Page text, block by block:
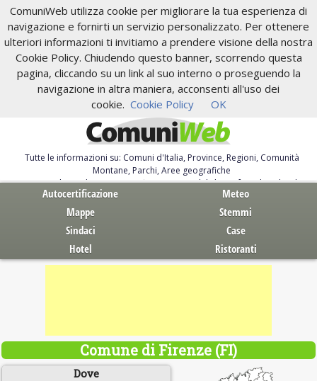
ComuniWeb utilizza cookie per migliorare la tua esperienza di
navigazione e fornirti un servizio personalizzato. Per ottenere
ulteriori informazioni ti invitiamo a prendere visione della nostra
Cookie Policy. Chiudendo questo banner, scorrendo questa
pagina, cliccando su un link al suo interno o proseguendo la
navigazione in altra maniera, acconsenti all'uso dei
cookie. Cookie Policy OK
Tutte le informazioni su: Comuni d'Italia, Province, Regioni, Comunità
Montane, Parchi, Aree geografiche
Servizi al Cittadino. Autocertificazione, moduli, leggi, free download
Autocertificazione
Meteo
Mappe
Stemmi
Sindaci
Case
Hotel
Ristoranti
Comune di Firenze (FI)
Dove